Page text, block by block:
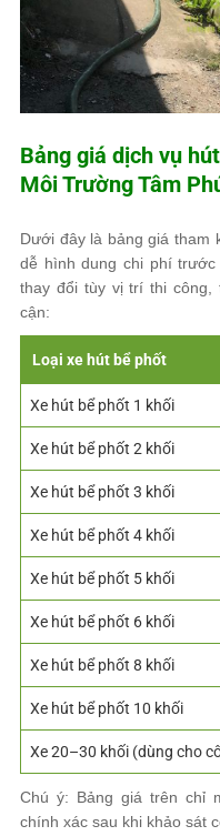
Bảng giá dịch vụ
Môi Trường Tâm
Dưới đây là bảng giá tham
dễ hình dung chi phí
thay đổi tùy vị trí thi công,
cận:
Loại xe hút bể phốt
Xe hút bể phốt 1 khối
Xe hút bể phốt 2 khối
Xe hút bể phốt 3 khối
Xe hút bể phốt 4 khối
Xe hút bể phốt 5 khối
Xe hút bể phốt 6 khối
Xe hút bể phốt 8 khối
Xe hút bể phốt 10 khối
Xe 20–30 khối (dùng cho
Chú ý: Bảng giá trên chỉ
chính xác sau khi khảo sát